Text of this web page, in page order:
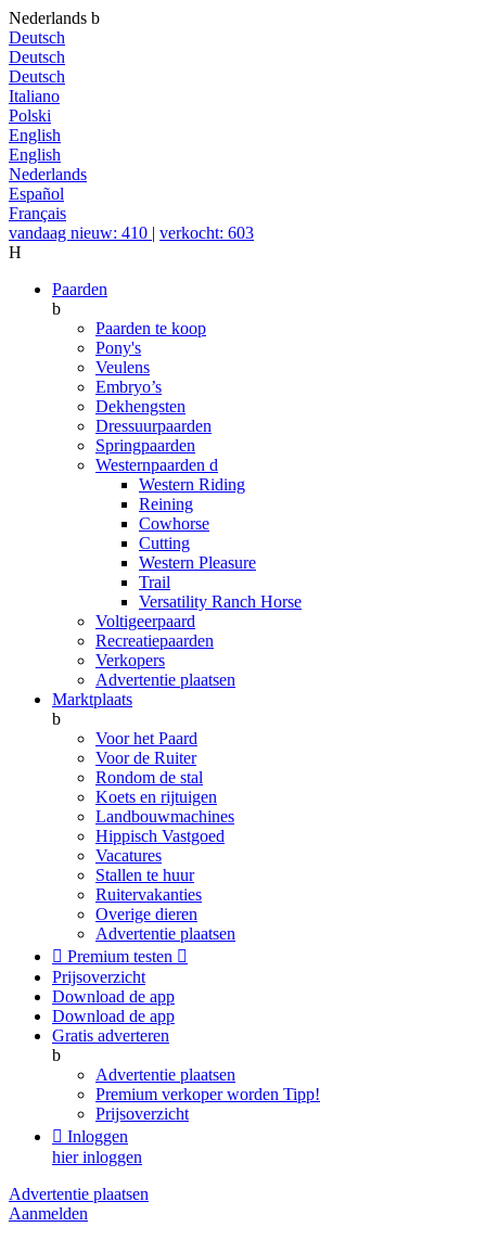
Nederlands b
Deutsch
Deutsch
Deutsch
Italiano
Polski
English
English
Nederlands
Español
Français
vandaag nieuw: 410 | verkocht: 603
H
Paarden
b
Paarden te koop
Pony's
Veulens
Embryo’s
Dekhengsten
Dressuurpaarden
Springpaarden
Westernpaarden d
Western Riding
Reining
Cowhorse
Cutting
Western Pleasure
Trail
Versatility Ranch Horse
Voltigeerpaard
Recreatiepaarden
Verkopers
Advertentie plaatsen
Marktplaats
b
Voor het Paard
Voor de Ruiter
Rondom de stal
Koets en rijtuigen
Landbouwmachines
Hippisch Vastgoed
Vacatures
Stallen te huur
Ruitervakanties
Overige dieren
Advertentie plaatsen
 Premium testen 
Prijsoverzicht
Download de app
Download de app
Gratis adverteren
b
Advertentie plaatsen
Premium verkoper worden Tipp!
Prijsoverzicht
 Inloggen
hier inloggen
Advertentie plaatsen
Aanmelden